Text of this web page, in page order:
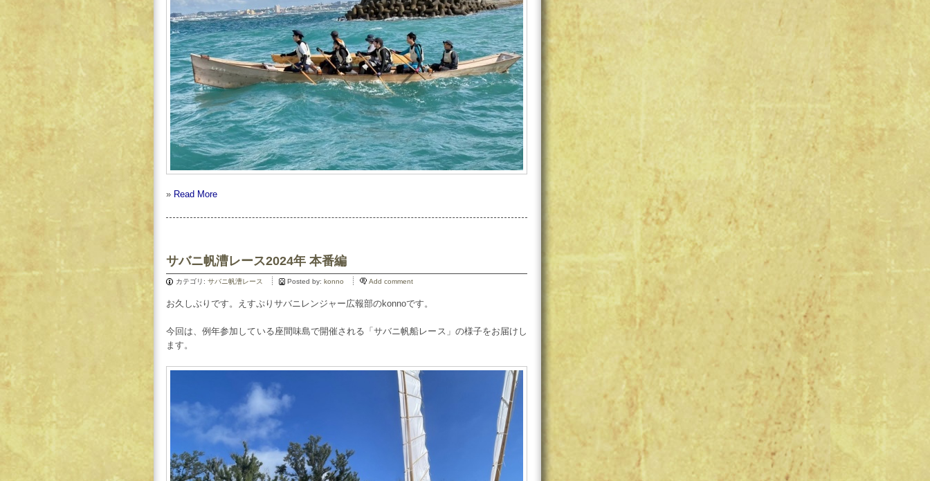
» Read More
サバニ帆漕レース2024年 本番編
カテゴリ: サバニ帆漕レース Posted by: konno Add comment
お久しぶりです。えすぷりサバニレンジャー広報部のkonnoです。
今回は、例年参加している座間味島で開催される「サバニ帆船レース」の様子をお届けし
ます。